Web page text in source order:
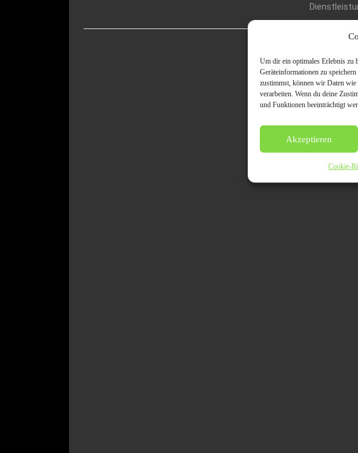
Um dir ein optimales Erlebnis zu
Geräteinformationen zu
zustimmst, können wir Daten wie
verarbeiten. Wenn du deine
und Funktionen beeinträchtigt
Akzeptieren
Cookie-